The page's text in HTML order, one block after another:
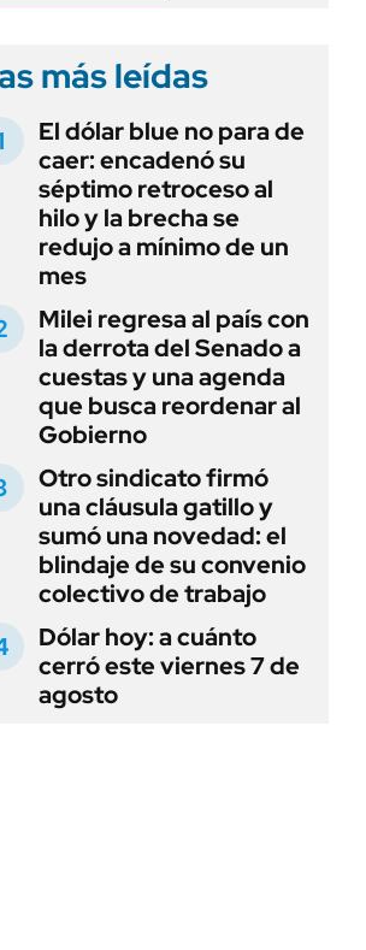
más leídas
El dólar blue no para de
caer: encadenó su
séptimo retroceso al
hilo y la brecha se
redujo a mínimo de un
mes
Milei regresa al país con
la derrota del Senado a
cuestas y una agenda
que busca reordenar al
Gobierno
Otro sindicato firmó
una cláusula gatillo y
sumó una novedad: el
blindaje de su convenio
colectivo de trabajo
Dólar hoy: a cuánto
cerró este viernes 7 de
agosto